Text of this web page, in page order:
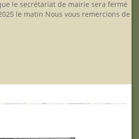
le secrétariat de mairie sera fermé
le matin Nous vous remercions de